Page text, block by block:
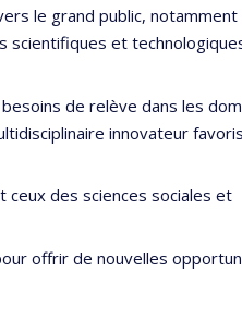
le grand public, notamment
scientifiques et
de relève dans les
innovateur
ceux des sciences sociales et
offrir de nouvelles